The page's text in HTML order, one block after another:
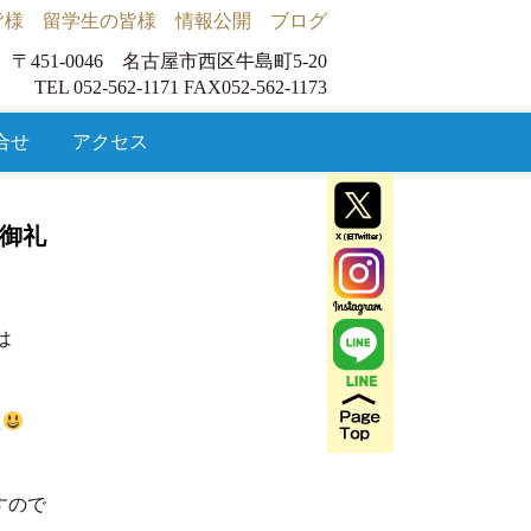
様 留学生の皆様 情報公開
ブログ
〒451-0046 名古屋市西区牛島町5-20
TEL 052-562-1171 FAX052-562-1173
せ アクセス
礼
ので